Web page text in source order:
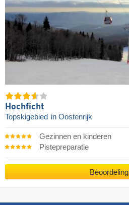
Hochficht
Topskigebied in Oostenrijk
Gezinnen en kinderen
Pistepreparatie
Beoordeling